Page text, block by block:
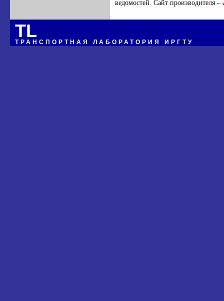
ведомостей. Сайт производителя –
TL
ТРАНСПОРТНАЯ ЛАБОРАТОРИЯ ИРГТУ